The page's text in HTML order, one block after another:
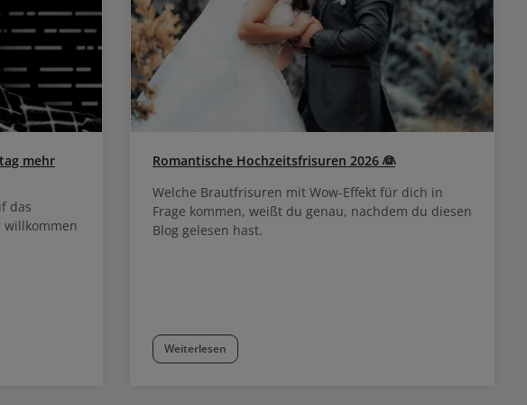
in Kombination mit den Produkten der
Rescue reihe sorgen für Bis zu
Haar** Bis zu 95% weniger
wenn es in Kombination mit dem
Spray Conditioner verwendet
auf die Repair Rescue-Behandlung.
zu geschädigtem Haar.
mehr
das
willkommen
Romantische Hochzeitsfrisuren 2026 👰
Welche Brautfrisuren mit Wow-Effekt für dich in
Frage kommen, weißt du genau, nachdem du diesen
Blog gelesen hast.
Weiterlesen